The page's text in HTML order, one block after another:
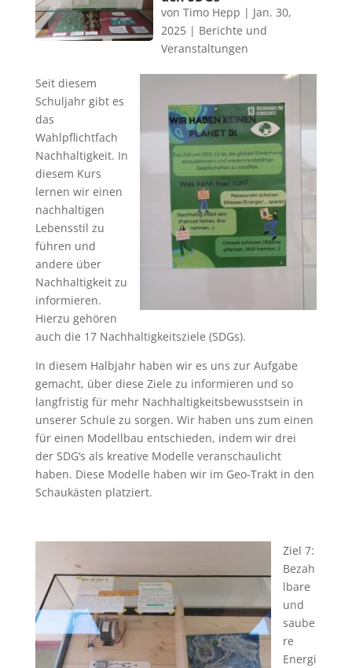
von Timo Hepp | Jan. 30,
2025| Berichte und
Veranstaltungen
Seit diesem
Schuljahr gibt es
das
Wahlpflichtfach
Nachhaltigkeit. In
diesem Kurs
lernen wir einen
nachhaltigen
Lebensstil zu
führen und
andere über
Nachhaltigkeit zu
informieren.
Hierzu gehören
auch die 17 Nachhaltigkeitsziele (SDGs).
In diesem Halbjahr haben wir es uns zur Aufgabe
gemacht, über diese Ziele zu informieren und so
langfristig für mehr Nachhaltigkeitsbewusstsein in
unserer Schule zu sorgen. Wir haben uns zum einen
für einen Modellbau entschieden, indem wir drei
der SDG‘s als kreative Modelle veranschaulicht
haben. Diese Modelle haben wir im Geo-Trakt in den
Schaukästen platziert.
Ziel 7:
Bezah
lbare
und
saube
re
Energi